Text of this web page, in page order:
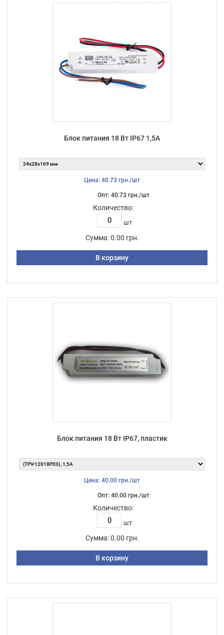
Блок питания 18 Вт IP67 1,5А
Цена: 40.73 грн./шт
Опт: 40.73 грн./шт
Количество:
шт
Сумма: 0.00 грн.
В корзину
Блок питания 18 Вт IP67, пластик
Цена: 40.00 грн./шт
Опт: 40.00 грн./шт
Количество:
шт
Сумма: 0.00 грн.
В корзину